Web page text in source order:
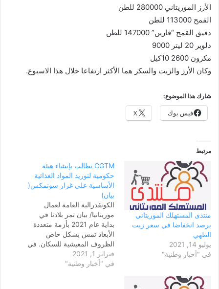
الأرز الموريتاني 280000 للطن
القمح 113000 للطن
دقيق القمح “فارين” 147000 للطن
دلوير 20 ليتر 9000
مكرون 2600 10كيل
وكان الأرز والزيت والسكر هما الأكثر ارتفاعا خلال هذا الاسبوع.
شارك هذا الموضوع:
فيس بوك X
مرتبط
منتدى المستهلك الموريتاني
يرصد انخفاضا في سعر زيت
الطهي
يوليو 14, 2021
في "أخبار وطنية"
CGTM تطالب بإنشاء هيئة
حكومية لتوريد المواد الغذائية
الأساسية على غرار سونمكس(
بيان)
الكونفدرالية العامة لعمال
موريتانيا/ بيان تمر بلادنا في
بداية عام 2021 بأزمة متعددة
الأبعاد تمس بشكل خاص
الظروف المعيشية للسكان. في
الواقع، وعلاوة على الأزمة
الاقتصادية والاجتماعية،
فبراير 1, 2021
في "أخبار وطنية"